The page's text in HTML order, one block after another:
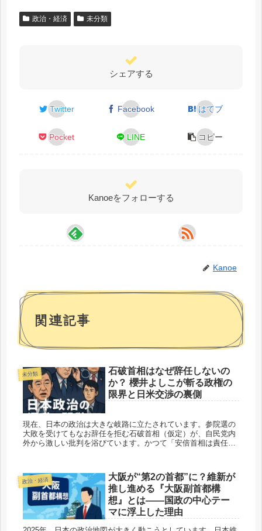
政治・経済 未分類
シェアする
Twitter Facebook はてブ
Pocket LINE コピー
Kanoeをフォローする
Kanoe
関連記事
未分類
石破首相はなぜ辞任しないの
か？ 櫻井よしこが斬る政権の
限界と日米交渉の裏側
現在、日本の政治は大きな岐路に立たされています。参院選の
大敗を受けてもなお辞任を拒む石破首相（仮定）が、自民党内
外から激しい批判を浴びています。かつて「安倍首相は責任を
政治・経済
大阪が“第2の首都”に？維新が
推し進める『大阪副首都構
想』とは——国政の中心テー
マに浮上した理由